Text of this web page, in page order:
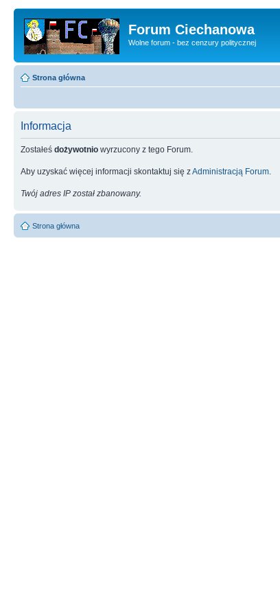
Forum Ciechanowa
Wolne forum - bez cenzury politycznej
Strona główna
Informacja
Zostałeś dożywotnio wyrzucony z tego Forum.
Aby uzyskać więcej informacji skontaktuj się zAdministracją Forum
Twój adres IP został zbanowany.
Strona główna